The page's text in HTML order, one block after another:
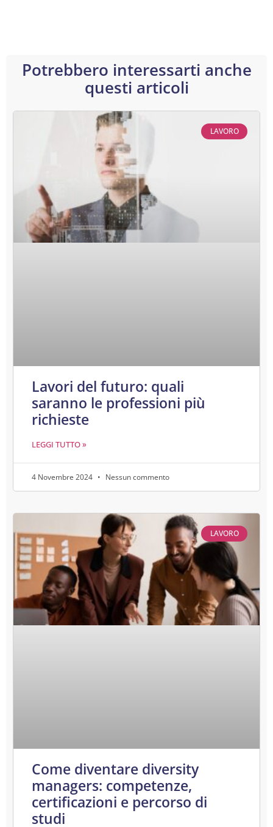
Potrebbero interessarti anche
questi articoli
LAVORO
Lavori del futuro: quali
saranno le professioni più
richieste
LEGGI TUTTO »
4 Novembre 2024 Nessun commento
LAVORO
Come diventare diversity
managers: competenze,
certificazioni e percorso di
studi